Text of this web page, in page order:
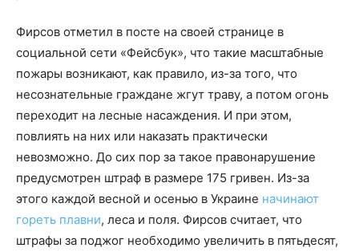
Фирсов отметил в посте на своей странице в
социальной сети «Фейсбук», что такие масштабные
пожары возникают, как правило, из-за того, что
несознательные граждане жгут траву, а потом огонь
переходит на лесные насаждения. И при этом,
повлиять на них или наказать практически
невозможно. До сих пор за такое правонарушение
предусмотрен штраф в размере 175 гривен. Из-за
этого каждой весной и осенью в Украине начинают
гореть плавни, леса и поля. Фирсов считает, что
штрафы за поджог необходимо увеличить в пятьдесят,